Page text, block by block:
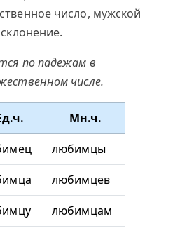
число, мужской
по падежам в
числе.
Мн.ч.
любимцы
любимцев
любимцам